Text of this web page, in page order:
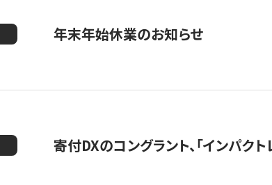
年末年始休業のお知らせ
寄付DXのコングラント、「インパク